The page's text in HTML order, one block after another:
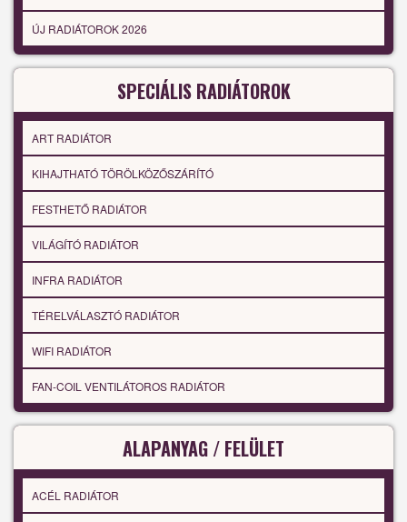
ÚJ RADIÁTOROK 2026
SPECIÁLIS RADIÁTOROK
ART RADIÁTOR
KIHAJTHATÓ TÖRÖLKÖZŐSZÁRÍTÓ
FESTHETŐ RADIÁTOR
VILÁGÍTÓ RADIÁTOR
INFRA RADIÁTOR
TÉRELVÁLASZTÓ RADIÁTOR
WIFI RADIÁTOR
FAN-COIL VENTILÁTOROS RADIÁTOR
ALAPANYAG / FELÜLET
ACÉL RADIÁTOR